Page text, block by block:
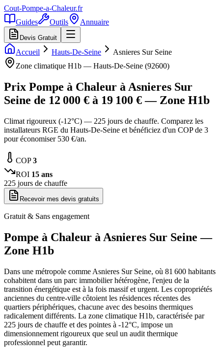
Cout-Pompe-a-Chaleur.fr
Guides
Outils Annuaire
Devis Gratuit
Accueil Hauts-De-Seine
Asnieres Sur Seine
Zone climatique H1b — Hauts-De-Seine (92600)
Prix Pompe à Chaleur à Asnieres Sur
Seine de 12 000 € à 19 100 € — Zone H1b
Climat rigoureux (-12°C) — 225 jours de chauffe. Comparez les
installateurs RGE du Hauts-De-Seine et bénéficiez d'un COP de 3
pour économiser 530 €/an.
COP3
ROI 15 ans
225 jours de chauffe
Recevoir mes devis gratuits
Gratuit & Sans engagement
Pompe à Chaleur à Asnieres Sur Seine —
Zone H1b
Dans une métropole comme Asnieres Sur Seine, où 81 600 habitants
cohabitent dans un parc immobilier hétérogène, l'enjeu de la
transition énergétique est à la fois massif et urgent. Les copropriétés
anciennes du centre-ville côtoient les résidences récentes des
quartiers périphériques, chacune avec des besoins thermiques
radicalement différents. La zone climatique H1b, caractérisée par
225 jours de chauffe et des pointes à -12°C, impose un
dimensionnement rigoureux que seul un audit thermique
professionnel peut garantir.